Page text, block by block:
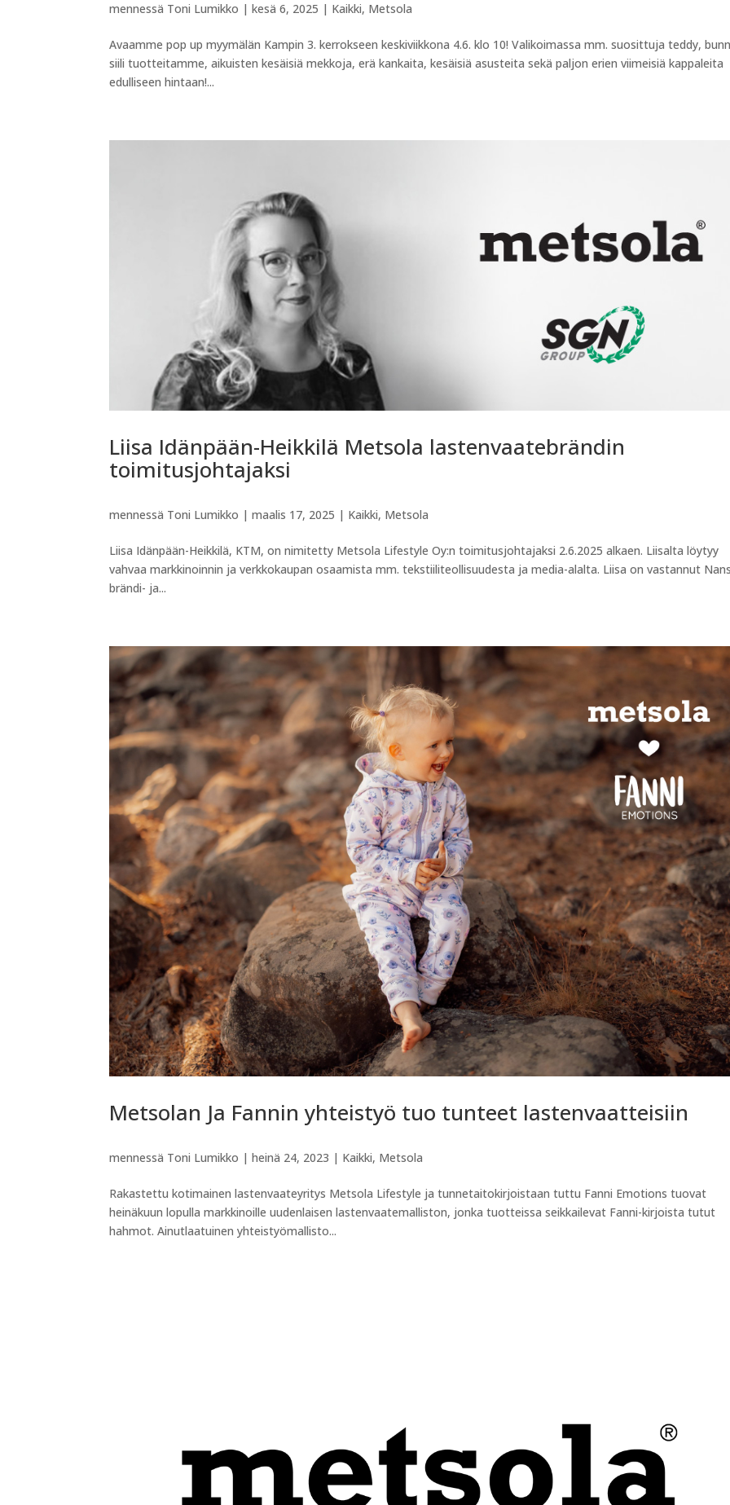
mennessä Toni Lumikko |kesä 6, 2025 | Kaikki, Metsola
Avaamme pop up myymälän Kampin 3. kerrokseen keskiviikkona 4.6. klo 10! Valikoimassa mm. suosittuja teddy,
siili tuotteitamme, aikuisten kesäisiä mekkoja, erä kankaita, kesäisiä asusteita sekä paljon erien viimeisiä kappaleita
edulliseen hintaan!...
Liisa Idänpään-Heikkilä Metsola lastenvaatebrändin
toimitusjohtajaksi
mennessä Toni Lumikko |maalis 17, 2025 | Kaikki, Metsola
Liisa Idänpään-Heikkilä, KTM, on nimitetty Metsola Lifestyle Oy:n toimitusjohtajaksi 2.6.2025 alkaen. Liisalta löytyy
vahvaa markkinoinnin ja verkkokaupan osaamista mm. tekstiiliteollisuudesta ja media-alalta. Liisa on vastannut
brändi- ja...
Metsolan Ja Fannin yhteistyö tuo tunteet lastenvaatteisiin
mennessä Toni Lumikko |heinä 24, 2023 | Kaikki, Metsola
Rakastettu kotimainen lastenvaateyritys Metsola Lifestyle ja tunnetaitokirjoistaan tuttu Fanni Emotions tuovat
heinäkuun lopulla markkinoille uudenlaisen lastenvaatemalliston, jonka tuotteissa seikkailevat Fanni-kirjoista tutut
hahmot. Ainutlaatuinen yhteistyömallisto...